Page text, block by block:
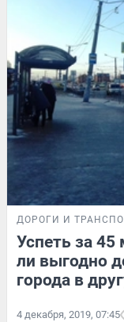
ДОРОГИ И
Успеть за
ли выгодно
города в
4 декабря, 2019, 07:45